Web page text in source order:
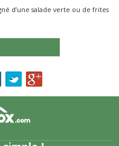
d’une salade verte ou de frites